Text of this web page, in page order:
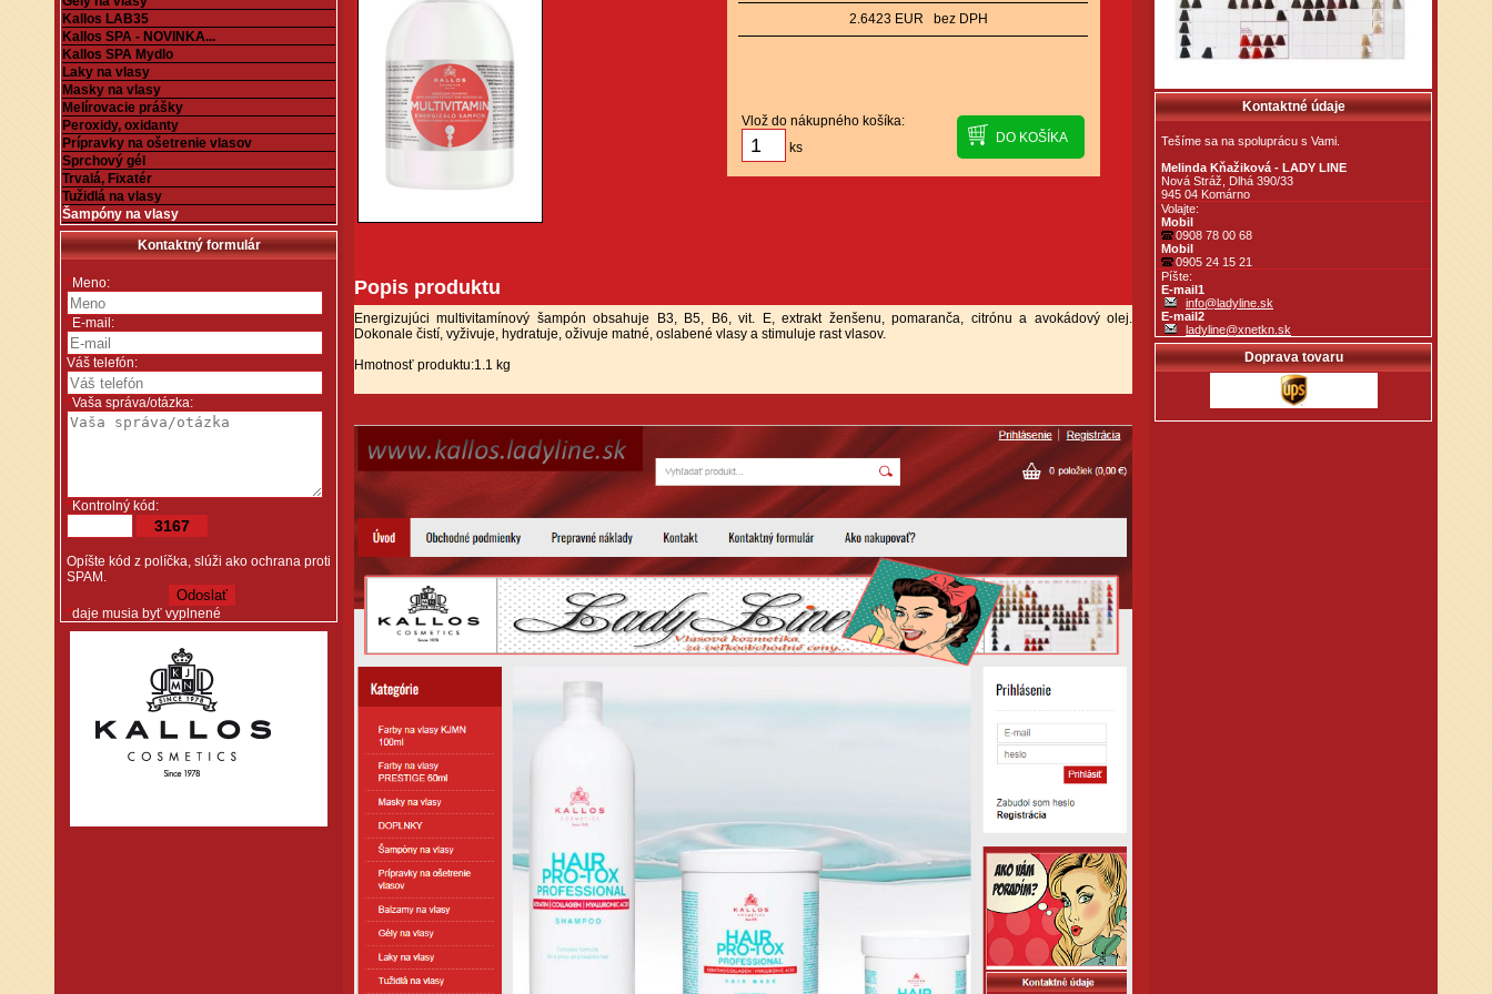
Kallos LAB35
Kallos SPA - NOVINKA...
Kallos SPA Mydlo
Laky na vlasy
Masky na vlasy
Melírovacie prášky
Peroxidy, oxidanty
Prípravky na ošetrenie vlasov
Sprchový gél
Trvalá, Fixatér
Tužidlá na vlasy
Šampóny na vlasy
Kontaktný formulár
*Meno:
*E-mail:
Váš telefón:
*Vaša správa/otázka:
*Kontrolný kód:
3167
Opíšte kód z políčka, slúži ako ochrana proti
SPAM.
*daje musia byť vyplnené
2.6423 EUR bez DPH
Vlož do nákupného košíka:
ks
Popis produktu
Energizujúci multivitamínový šampón obsahuje B3, B5, B6, vit. E, extrakt ženšenu, pomaranča, citrónu a avokádový olej.
Dokonale čistí, vyživuje, hydratuje, oživuje matné, oslabené vlasy a stimuluje rast vlasov.
Hmotnosť produktu:1.1 kg
Kontaktné údaje
Tešíme sa na spoluprácu s Vami.
Melinda Kňažiková - LADY LINE
Nová Stráž, Dlhá 390/33
945 04 Komárno
Volajte:
Mobil
0908 78 00 68
Mobil
0905 24 15 21
Píšte:
E-mail1
info@ladyline.sk
E-mail2
ladyline@xnetkn.sk
Doprava tovaru